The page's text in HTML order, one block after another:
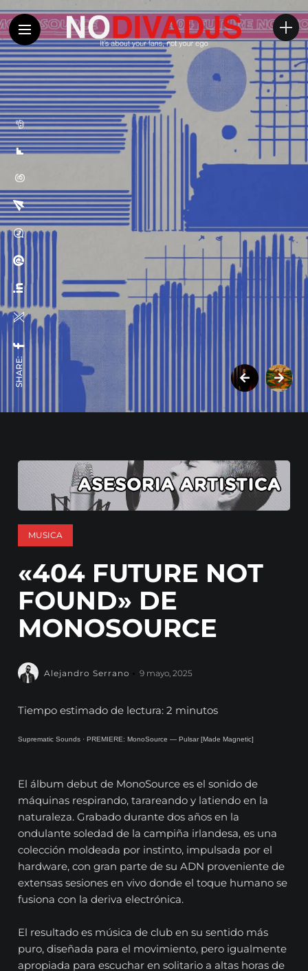
SHARE:
MUSICA
«404 FUTURE NOT
FOUND» DE
MONOSOURCE
Alejandro Serrano 9 mayo, 2025
Tiempo estimado de lectura: 2 minutos
Suprematic Sounds ·PREMIERE: MonoSource — Pulsar [Made Magnetic]
El álbum debut de MonoSource es el sonido de
máquinas respirando, tarareando y latiendo en la
naturaleza. Grabado durante dos años en la
ondulante soledad de la campiña irlandesa, es una
colección moldeada por instinto, impulsada por el
hardware, con gran parte de su ADN proveniente de
extensas sesiones en vivo donde el toque humano se
fusiona con la deriva electrónica.
El resultado es música de club en su sentido más
puro, diseñada para el movimiento, pero igualmente
apropiada para escuchar en solitario a altas horas de